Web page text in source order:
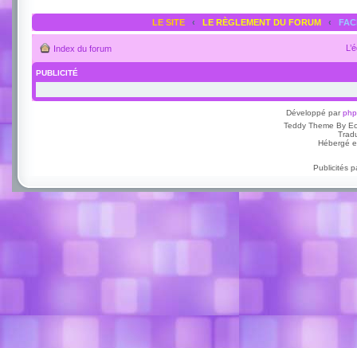
LE SITE ‹ LE RÈGLEMENT DU FORUM ‹
Index du forum
PUBLICITÉ
Développé par
Teddy Theme By
Hébergé
Publicités